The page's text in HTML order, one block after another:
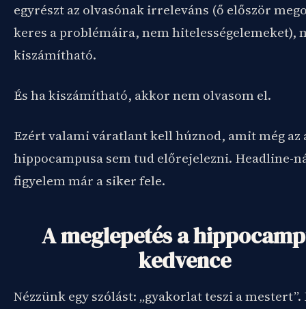
egyrészt az olvasónak irreleváns (ő először
keres a problémáira, nem hitelességelemeket),
kiszámítható.
És ha kiszámítható, akkor nem olvasom el.
Ezért valami váratlant kell húznod, amit még az
hippocampusa sem tud előrejelezni. Headline-
figyelem már a siker fele.
A meglepetés a
kedvence
Nézzünk egy szólást: „gyakorlat teszi a mestert”.